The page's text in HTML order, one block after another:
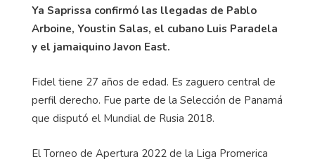
Ya Saprissa confirmó las llegadas de Pablo
Arboine, Youstin Salas, el cubano Luis Paradela
y el jamaiquino Javon East.
Fidel tiene 27 años de edad. Es zaguero central de
perfil derecho. Fue parte de la Selección de Panamá
que disputó el Mundial de Rusia 2018.
El Torneo de Apertura 2022 de la Liga Promerica